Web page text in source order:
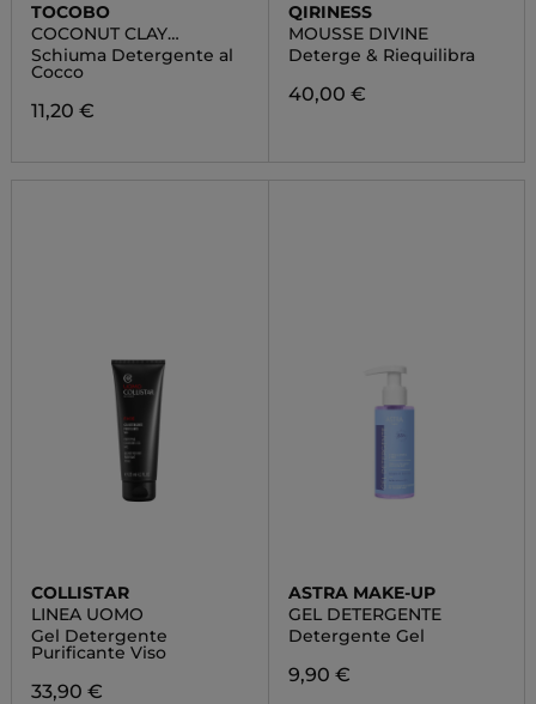
TOCOBO
COCONUT CLAY
CLEANSING FOAM
Schiuma Detergente al
Cocco
11,20 €
QIRINESS
MOUSSE DIVINE
Deterge & Riequilibra
40,00 €
COLLISTAR
LINEA UOMO
Gel Detergente
Purificante Viso
33,90 €
ASTRA MAKE-UP
GEL DETERGENTE
Detergente Gel
9,90 €